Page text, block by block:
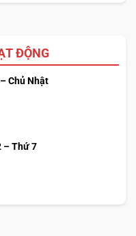
lý tưởng cho những
muốn hy sinh hiệu
từ
trong túi xách của
Premium:
Kích thước “vàng”
ĐỘNG
Chủ Nhật
– Thứ 7